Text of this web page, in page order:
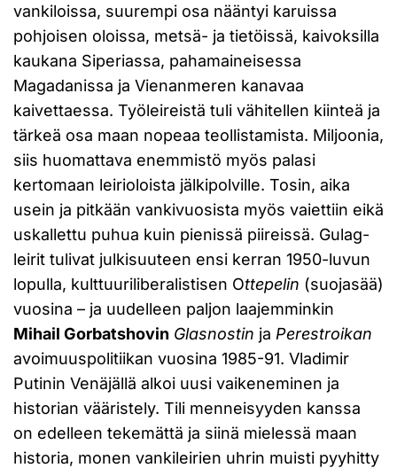
vankiloissa, suurempi osa nääntyi karuissa
pohjoisen oloissa, metsä- ja tietöissä, kaivoksilla
kaukana Siperiassa, pahamaineisessa
Magadanissa ja Vienanmeren kanavaa
kaivettaessa. Työleireistä tuli vähitellen kiinteä ja
tärkeä osa maan nopeaa teollistamista. Miljoonia,
siis huomattava enemmistö myös palasi
kertomaan leirioloista jälkipolville. Tosin, aika
usein ja pitkään vankivuosista myös vaiettiin eikä
uskallettu puhua kuin pienissä piireissä. Gulag-
leirit tulivat julkisuuteen ensi kerran 1950-luvun
lopulla, kulttuuriliberalistisen Ottepelin (suojasää)
vuosina – ja uudelleen paljon laajemminkin
Mihail Gorbatshovin Glasnostin ja Perestroikan
avoimuuspolitiikan vuosina 1985-91. Vladimir
Putinin Venäjällä alkoi uusi vaikeneminen ja
historian vääristely. Tili menneisyyden kanssa
on edelleen tekemättä ja siinä mielessä maan
historia, monen vankileirien uhrin muisti pyyhitty